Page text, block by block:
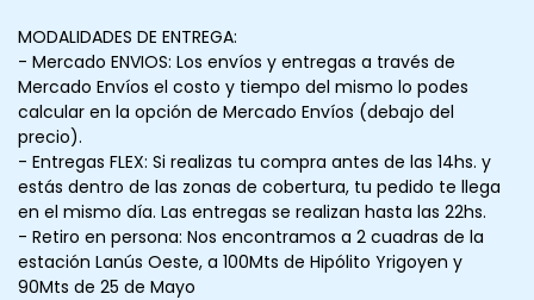
MODALIDADES DE ENTREGA:
- Mercado ENVIOS: Los envíos y entregas a través de
Mercado Envíos el costo y tiempo del mismo lo podes
calcular en la opción de Mercado Envíos (debajo del
precio).
- Entregas FLEX: Si realizas tu compra antes de las 14hs. y
estás dentro de las zonas de cobertura, tu pedido te llega
en el mismo día. Las entregas se realizan hasta las 22hs.
- Retiro en persona: Nos encontramos a 2 cuadras de la
estación Lanús Oeste, a 100Mts de Hipólito Yrigoyen y
90Mts de 25 de Mayo